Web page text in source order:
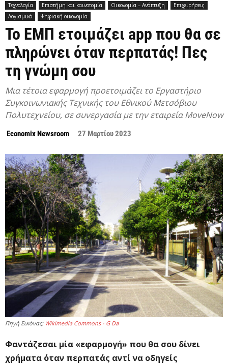
Τεχνολογία Επιστήμη και καινοτομία Οικονομία – Ανάπτυξη
Επιχειρήσεις
Λογισμικό
Ψηφιακή οικονομία
Το ΕΜΠ ετοιμάζει app που θα σε
πληρώνει όταν περπατάς! Πες
τη γνώμη σου
Μια τέτοια εφαρμογή προετοιμάζει το Εργαστήριο
Συγκοινωνιακής Τεχνικής του Εθνικού Μετσόβιου
Πολυτεχνείου, σε συνεργασία με την εταιρεία MoveNow
Economix Newsroom 27 Μαρτίου 2023
Πηγή Εικόνας: Wikimedia Commons - G Da
Φαντάζεσαι μία «εφαρμογή» που θα σου δίνει
χρήματα όταν περπατάς αντί να οδηγείς